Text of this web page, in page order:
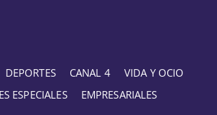
DEPORTES CANAL 4
VIDA Y OCIO
ESPECIALES EMPRESARIALES